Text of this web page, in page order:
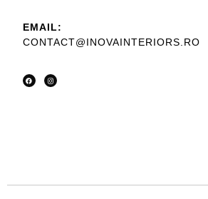
EMAIL:
CONTACT@INOVAINTERIORS.RO